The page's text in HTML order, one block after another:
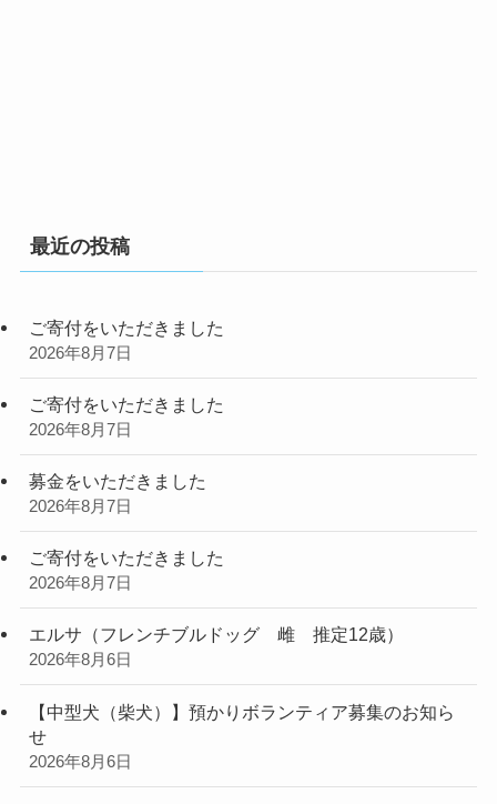
最近の投稿
ご寄付をいただきました
2026年8月7日
ご寄付をいただきました
2026年8月7日
募金をいただきました
2026年8月7日
ご寄付をいただきました
2026年8月7日
エルサ（フレンチブルドッグ 雌 推定12歳）
2026年8月6日
【中型犬（柴犬）】預かりボランティア募集のお知ら
せ
2026年8月6日